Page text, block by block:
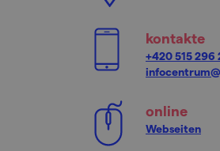
kontakte
+420 515 296
online
Webseiten